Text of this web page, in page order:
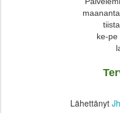
ke-pe
Lähettänyt